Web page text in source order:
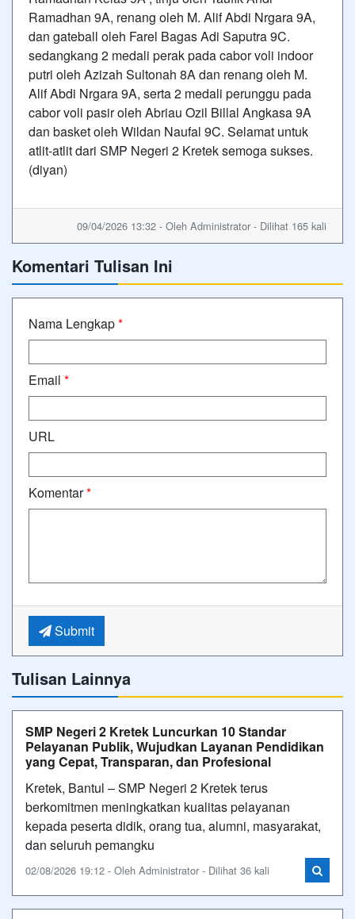
Ramadhan 9A, renang oleh M. Alif Abdi Nrgara 9A,
dan gateball oleh Farel Bagas Adi Saputra 9C.
sedangkang 2 medali perak pada cabor voli indoor
putri oleh Azizah Sultonah 8A dan renang oleh M.
Alif Abdi Nrgara 9A, serta 2 medali perunggu pada
cabor voli pasir oleh Abriau Ozil Billal Angkasa 9A
dan basket oleh Wildan Naufal 9C. Selamat untuk
atlit-atlit dari SMP Negeri 2 Kretek semoga sukses.
(diyan)
09/04/2026 13:32 - Oleh Administrator - Dilihat 165 kali
Komentari Tulisan Ini
Nama Lengkap*
Email *
URL
Komentar*
Submit
Tulisan Lainnya
SMP Negeri 2 Kretek Luncurkan 10 Standar
Pelayanan Publik, Wujudkan Layanan Pendidikan
yang Cepat, Transparan, dan Profesional
Kretek, Bantul – SMP Negeri 2 Kretek terus
berkomitmen meningkatkan kualitas pelayanan
kepada peserta didik, orang tua, alumni, masyarakat,
dan seluruh pemangku
02/08/2026 19:12 - Oleh Administrator - Dilihat 36 kali